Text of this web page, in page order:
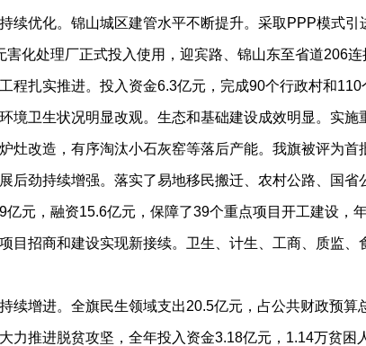
优化。锦山城区建管水平不断提升。采取PPP模式
化处理厂正式投入使用，迎宾路、锦山东至省道206
程扎实推进。投入资金6.3亿元，完成90个行政村和
境卫生状况明显改观。生态和基础建设成效明显。实
灶改造，有序淘汰小石灰窑等落后产能。我旗被评为首
劲持续增强。落实了易地移民搬迁、农村公路、国
元，融资15.6亿元，保障了39个重点项目开工建设，
目招商和建设实现新接续。卫生、计生、工商、质监
增进。全旗民生领域支出20.5亿元，占公共财政预算
力推进脱贫攻坚，全年投入资金3.18亿元，1.14万贫